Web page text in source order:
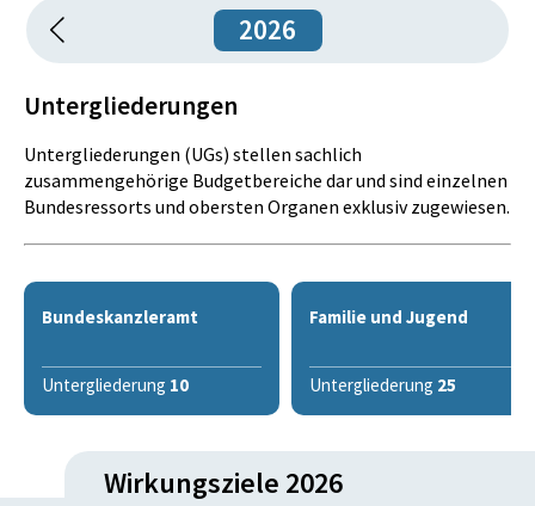
2026
Untergliederungen
Untergliederungen (UGs) stellen sachlich
zusammengehörige Budgetbereiche dar und sind einzelnen
Bundesressorts und obersten Organen exklusiv zugewiesen.
Bundeskanzleramt
Untergliederung 10
Familie und Jugend
Untergliederung 25
Wirkungsziele 2026